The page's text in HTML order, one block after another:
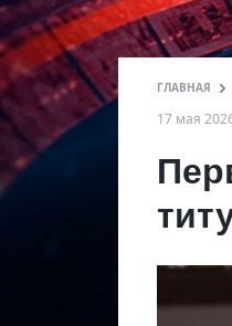
ГЛАВНАЯ
17 мая